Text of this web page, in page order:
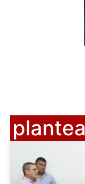
plantea